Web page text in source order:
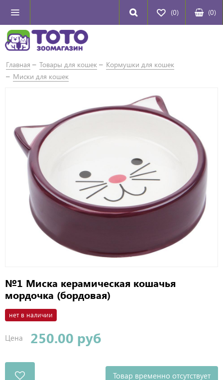
(0) (0)
Главная Товары для кошек
Кормушки для кошек
Миски для кошек
№1 Миска керамическая кошачья
мордочка (бордовая)
нет в наличии
Цена 250.00 руб
Товар временно отсутствует